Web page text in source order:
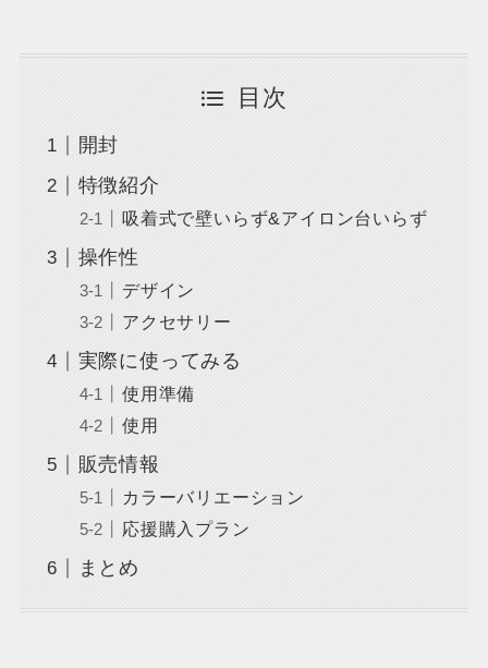
目次
開封
特徴紹介
吸着式で壁いらず&アイロン台いらず
操作性
デザイン
アクセサリー
実際に使ってみる
使用準備
使用
販売情報
カラーバリエーション
応援購入プラン
まとめ